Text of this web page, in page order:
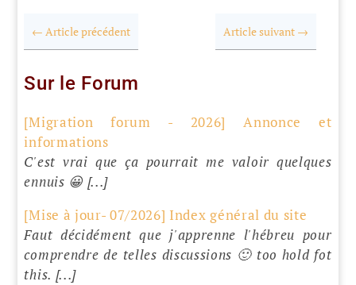
←Article précédent Article suivant→
Sur le Forum
[Migration forum - 2026] Annonce et
informations
C'est vrai que ça pourrait me valoir quelques
ennuis 😀 [...]
[Mise à jour- 07/2026] Index général du site
Faut décidément que j'apprenne l'hébreu pour
comprendre de telles discussions 🙂 too hold fot
this. [...]